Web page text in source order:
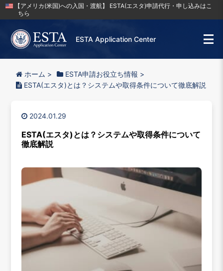
【アメリカ(米国)への入国・渡航】 ESTA(エスタ)申請代行・申し込みはこ
ちら
ESTA Application Center
ホーム > ESTA申請お役立ち情報 >
ESTA(エスタ)とは？システムや取得条件について徹底解説
2024.01.29
ESTA(エスタ)とは？システムや取得条件について
徹底解説